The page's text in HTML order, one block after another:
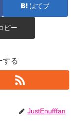
はてブ
ピー
する
JustEnufffan